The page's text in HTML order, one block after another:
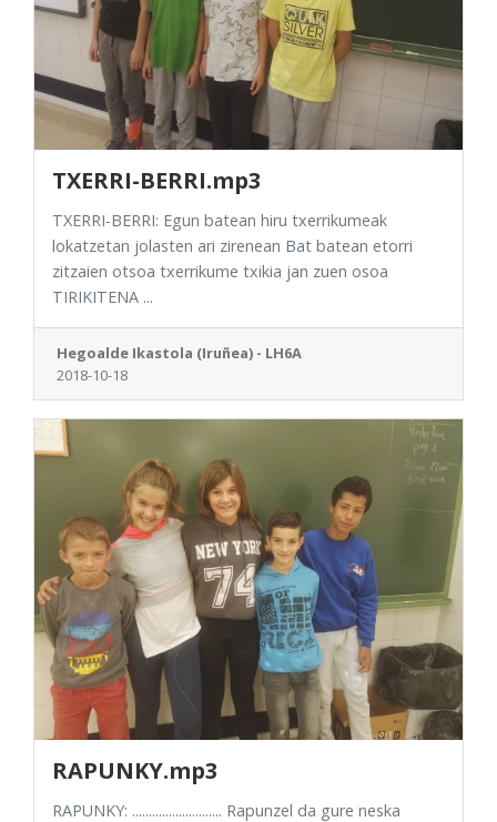
TXERRI-BERRI.mp3
TXERRI-BERRI: Egun batean hiru txerrikumeak
lokatzetan jolasten ari zirenean Bat batean etorri
zitzaien otsoa txerrikume txikia jan zuen osoa
TIRIKITENA ...
Hegoalde Ikastola (Iruñea) - LH6A
2018-10-18
RAPUNKY.mp3
RAPUNKY: ........................... Rapunzel da gure neska